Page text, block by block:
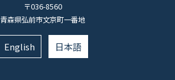
〒036-8560
青森県弘前市文京町一番地
English 日本語